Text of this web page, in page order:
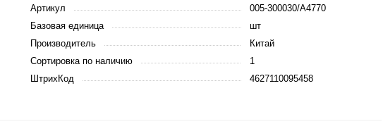
Артикул
005-300030/A4770
Базовая единица
шт
Производитель
Китай
Сортировка по наличию
1
ШтрихКод
4627110095458